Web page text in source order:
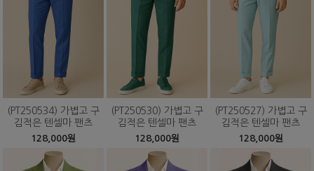
(PT250534) 가볍고 구
김적은 텐셀마 팬츠
128,000원
(PT250530) 가볍고 구
김적은 텐셀마 팬츠
128,000원
(PT250527) 가볍고 구
김적은 텐셀마 팬츠
128,000원